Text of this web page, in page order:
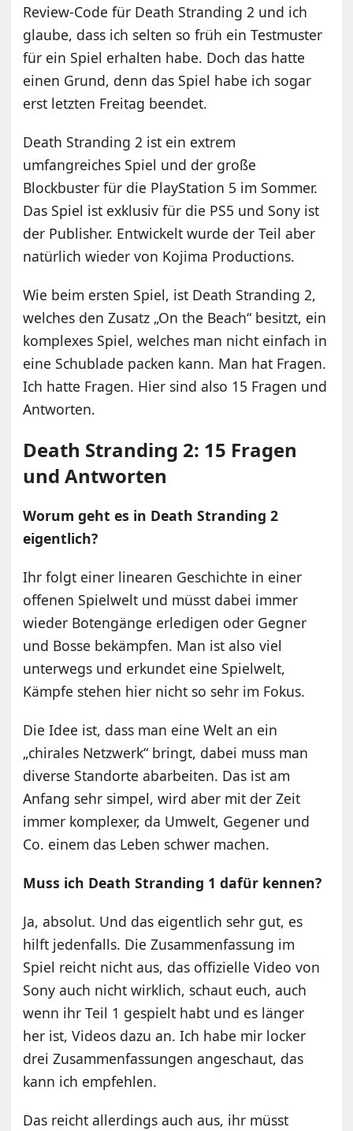
Review-Code für Death Stranding 2 und ich
glaube, dass ich selten so früh ein Testmuster
für ein Spiel erhalten habe. Doch das hatte
einen Grund, denn das Spiel habe ich sogar
erst letzten Freitag beendet.
Death Stranding 2 ist ein extrem
umfangreiches Spiel und der große
Blockbuster für die PlayStation 5 im Sommer.
Das Spiel ist exklusiv für die PS5 und Sony ist
der Publisher. Entwickelt wurde der Teil aber
natürlich wieder von Kojima Productions.
Wie beim ersten Spiel, ist Death Stranding 2,
welches den Zusatz „On the Beach“ besitzt, ein
komplexes Spiel, welches man nicht einfach in
eine Schublade packen kann. Man hat Fragen.
Ich hatte Fragen. Hier sind also 15 Fragen und
Antworten.
Death Stranding 2: 15 Fragen
und Antworten
Worum geht es in Death Stranding 2
eigentlich?
Ihr folgt einer linearen Geschichte in einer
offenen Spielwelt und müsst dabei immer
wieder Botengänge erledigen oder Gegner
und Bosse bekämpfen. Man ist also viel
unterwegs und erkundet eine Spielwelt,
Kämpfe stehen hier nicht so sehr im Fokus.
Die Idee ist, dass man eine Welt an ein
„chirales Netzwerk“ bringt, dabei muss man
diverse Standorte abarbeiten. Das ist am
Anfang sehr simpel, wird aber mit der Zeit
immer komplexer, da Umwelt, Gegener und
Co. einem das Leben schwer machen.
Muss ich Death Stranding 1 dafür kennen?
Ja, absolut. Und das eigentlich sehr gut, es
hilft jedenfalls. Die Zusammenfassung im
Spiel reicht nicht aus, das offizielle Video von
Sony auch nicht wirklich, schaut euch, auch
wenn ihr Teil 1 gespielt habt und es länger
her ist, Videos dazu an. Ich habe mir locker
drei Zusammenfassungen angeschaut, das
kann ich empfehlen.
Das reicht allerdings auch aus, ihr müsst